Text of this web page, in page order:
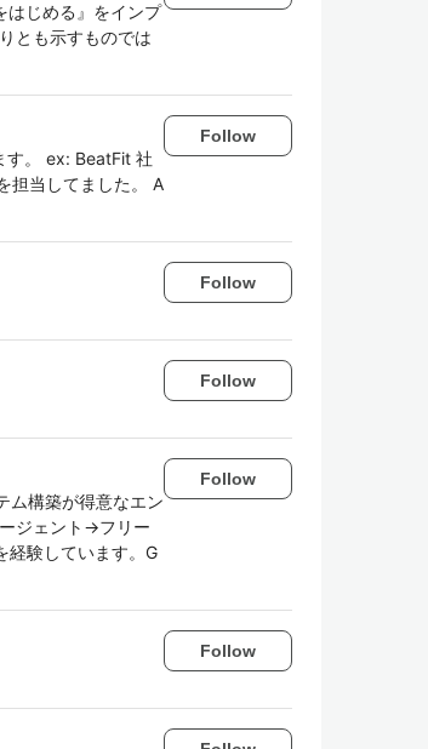
じめる』をインプ
とも示すものでは
す。 ex: BeatFit 社
担当してました。 A
Follow
Follow
Follow
ム構築が得意なエン
ジェント→フリー
経験しています。G
Follow
Follow